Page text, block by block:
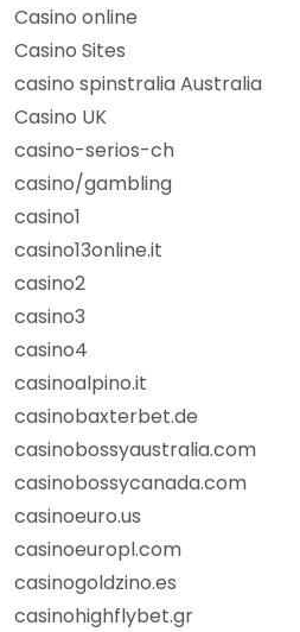
Casino online
Casino Sites
casino spinstralia Australia
Casino UK
casino-serios-ch
casino/gambling
casino1
casino13online.it
casino2
casino3
casino4
casinoalpino.it
casinobaxterbet.de
casinobossyaustralia.com
casinobossycanada.com
casinoeuro.us
casinoeuropl.com
casinogoldzino.es
casinohighflybet.gr